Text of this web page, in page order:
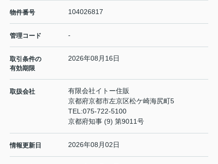
物件番号 104026817
管理コード -
取引条件の
有効期限
2026年08月16日
取扱会社
有限会社イトー住販
京都府京都市左京区松ケ崎海尻町5
TEL:075-722-5100
京都府知事 (9) 第9011号
情報更新日 2026年08月02日